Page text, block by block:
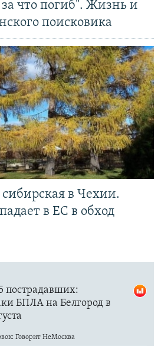
за что погиб". Жизнь и
поисковика
в Чехии.
в ЕС в обход